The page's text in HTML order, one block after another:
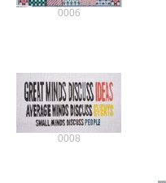
0006
0008